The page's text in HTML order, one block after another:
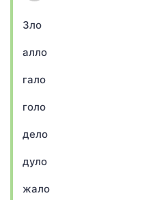
Зло
алло
гало
голо
дело
дуло
жало